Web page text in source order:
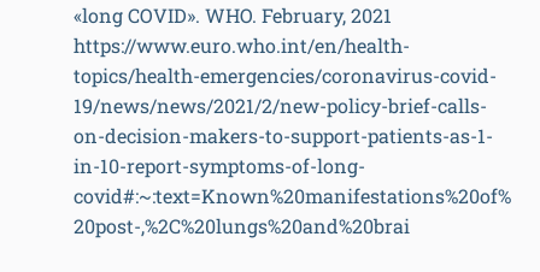
«long COVID». WHO. February, 2021
https://www.euro.who.int/en/health-
topics/health-emergencies/coronavirus-covid-
19/news/news/2021/2/new-policy-brief-calls-
on-decision-makers-to-support-patients-as-1-
in-10-report-symptoms-of-long-
covid#:~:text=Known%20manifestations%20of%
20post-,%2C%20lungs%20and%20brai